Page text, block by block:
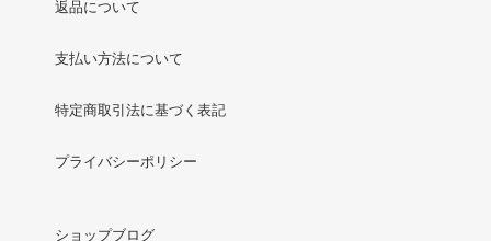
返品について
支払い方法について
特定商取引法に基づく表記
プライバシーポリシー
ショップブログ